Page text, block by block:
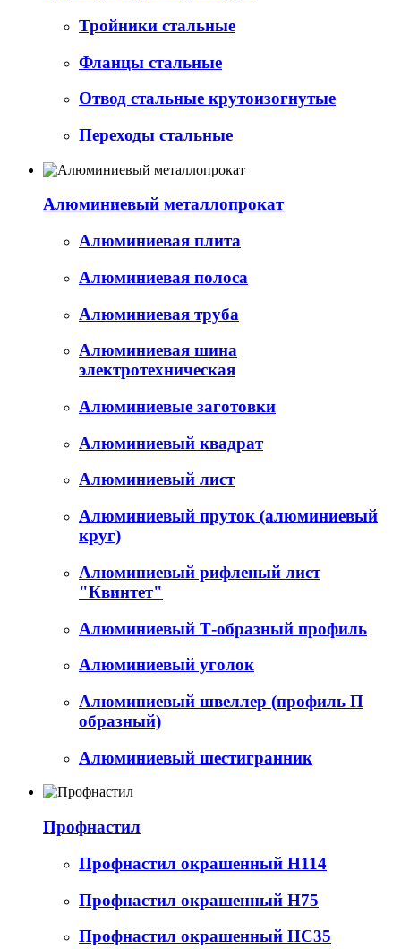
Тройники стальные
Фланцы стальные
Отвод стальные крутоизогнутые
Переходы стальные
Алюминиевый металлопрокат
Алюминиевая плита
Алюминиевая полоса
Алюминиевая труба
Алюминиевая шина
электротехническая
Алюминиевые заготовки
Алюминиевый квадрат
Алюминиевый лист
Алюминиевый пруток (алюминиевый
круг)
Алюминиевый рифленый лист
"Квинтет"
Алюминиевый Т-образный профиль
Алюминиевый уголок
Алюминиевый швеллер (профиль П
образный)
Алюминиевый шестигранник
Профнастил
Профнастил окрашенный Н114
Профнастил окрашенный Н75
Профнастил окрашенный НС35